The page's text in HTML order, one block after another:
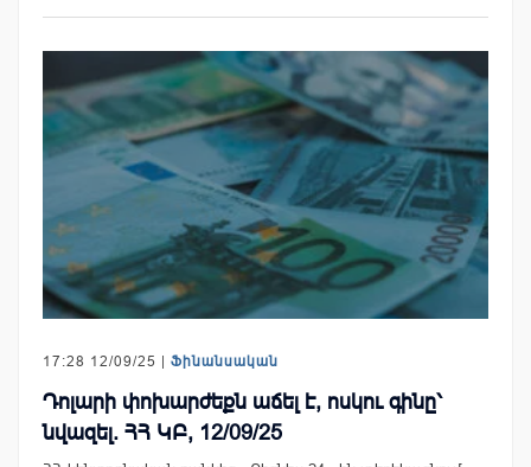
17:28 12/09/25 | Ֆինանսական
Դոլարի փոխարժեքն աճել է, ոսկու գինը՝
նվազել. ՀՀ ԿԲ, 12/09/25